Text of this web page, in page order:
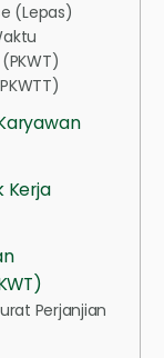
(Lepas)
Kerja
Perjanjian